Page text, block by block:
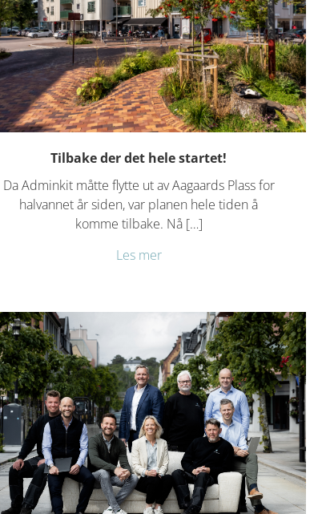
Tilbake der det hele startet!
Da Adminkit måtte flytte ut av Aagaards Plass for
halvannet år siden, var planen hele tiden å
komme tilbake. Nå […]
Les mer